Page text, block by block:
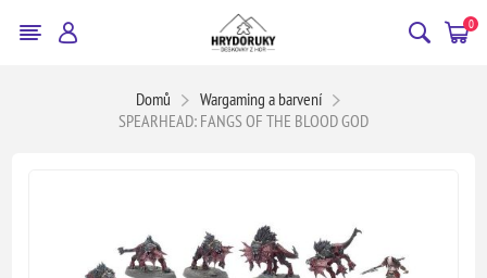
0
Domů
Wargaming a barvení
SPEARHEAD: FANGS OF THE BLOOD GOD